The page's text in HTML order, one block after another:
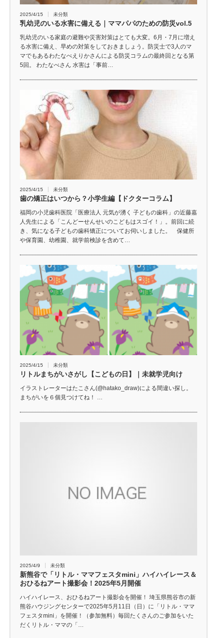
2025/4/15 未分類
乳幼児のいる水害に備える｜ママパパのための防災vol.5
乳幼児のいる家庭の避難や災害対策はとても大変。6月・7月に増え
る水害に備え、早めの対策をしておきましょう。防災士で3人のマ
マでもあるわたなべえりかさんによる防災コラムの最終回となる第
5回。 わたなべさん 水害は「事前…
2025/4/15 未分類
歯の矯正はいつから？小学生編【ドクターコラム】
福岡の小児歯科医院「医療法人 元気が湧く 子どもの歯科」の近藤嘉
人先生による「こんどーせんせいのこどもはスゴイ！」。前回に続
き、気になる子どもの歯科矯正についてお伺いしました。 保健所
や保育園、幼稚園、就学前検診を含めて…
2025/4/15 未分類
リトルまちがいさがし【こどもの日】｜未就学児向け
イラストレーターはたこさん(@hatako_draw)による間違い探し。
まちがいを６個見つけてね！ …
2025/4/9 未分類
新熊谷で「リトル・ママフェスタmini」ハイハイレース＆
おひるねアート撮影会！2025年5月開催
ハイハイレース、おひるねアート撮影会を開催！ 埼玉県熊谷市の新
熊谷ハウジングセンターで2025年5月11日（日）に「リトル・ママ
フェスタmini」を開催！（参加無料）毎回たくさんのご参加をいた
だくリトル・ママの「…